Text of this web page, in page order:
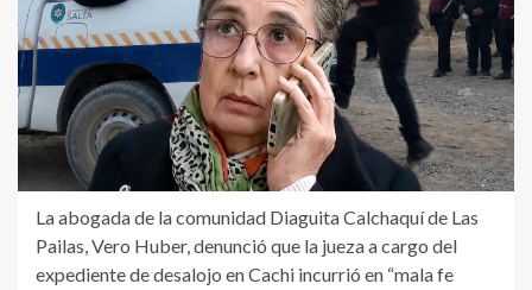
La abogada de la comunidad Diaguita Calchaquí de Las
Pailas, Vero Huber, denunció que la jueza a cargo del
expediente de desalojo en Cachi incurrió en “mala fe